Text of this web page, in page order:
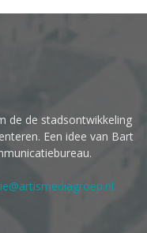
de de stadsontwikkeling
Een idee van Bart